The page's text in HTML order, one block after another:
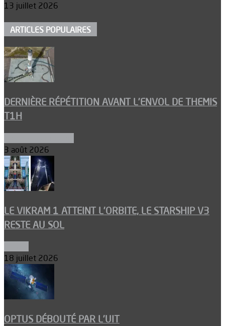
13 juillet 2026
ARTICLES POPULAIRES
DERNIÈRE RÉPÉTITION AVANT L’ENVOL DE THEMIS
T1H
3 août 2026
LE VIKRAM 1 ATTEINT L’ORBITE, LE STARSHIP V3
RESTE AU SOL
18 juillet 2026
OPTUS DÉBOUTÉ PAR L’UIT